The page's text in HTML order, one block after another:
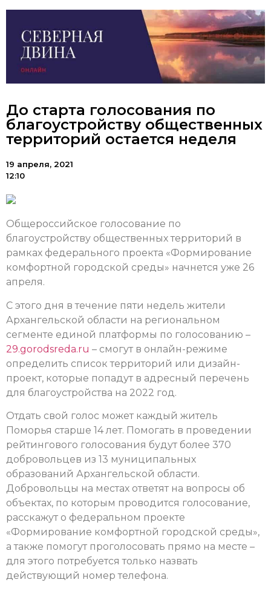
До старта голосования по
благоустройству общественных
территорий остается неделя
19 апреля, 2021
12:10
Общероссийское голосование по
благоустройству общественных территорий в
рамках федерального проекта «Формирование
комфортной городской среды» начнется уже 26
апреля.
С этого дня в течение пяти недель жители
Архангельской области на региональном
сегменте единой платформы по голосованию –
29.gorodsreda.ru – смогут в онлайн-режиме
определить список территорий или дизайн-
проект, которые попадут в адресный перечень
для благоустройства на 2022 год.
Отдать свой голос может каждый житель
Поморья старше 14 лет. Помогать в проведении
рейтингового голосования будут более 370
добровольцев из 13 муниципальных
образований Архангельской области.
Добровольцы на местах ответят на вопросы об
объектах, по которым проводится голосование,
расскажут о федеральном проекте
«Формирование комфортной городской среды»,
а также помогут проголосовать прямо на месте –
для этого потребуется только назвать
действующий номер телефона.